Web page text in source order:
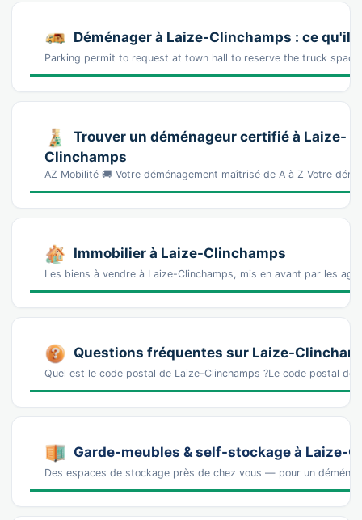
Déménager à Laize-Clinchamps : ce qu'il
Parking permit to request at town hall to reserve the truck
Trouver un déménageur certifié à Laize-
Clinchamps
AZ Mobilité 🚚 Votre déménagement maîtrisé de A à Z Votre
Immobilier à Laize-Clinchamps
Les biens à vendre à Laize-Clinchamps, mis en avant par les
Questions fréquentes sur Laize-
Quel est le code postal de Laize-Clinchamps ?Le code postal de
Garde-meubles & self-stockage à Laize-
Des espaces de stockage près de chez vous — pour un